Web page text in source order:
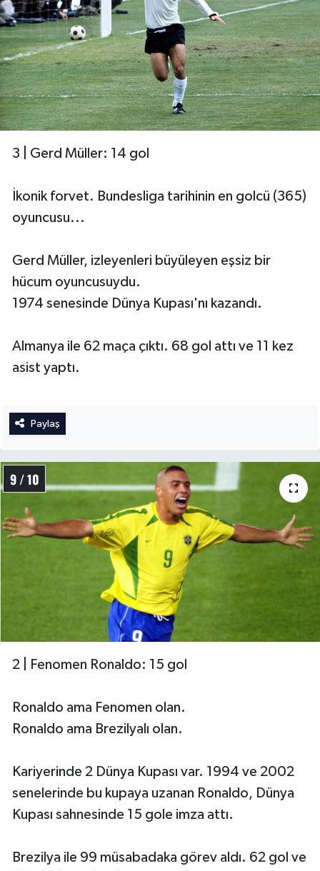
3 | Gerd Müller: 14 gol
İkonik forvet. Bundesliga tarihinin en golcü (365)
oyuncusu...
Gerd Müller, izleyenleri büyüleyen eşsiz bir
hücum oyuncusuydu.
1974 senesinde Dünya Kupası'nı kazandı.
Almanya ile 62 maça çıktı. 68 gol attı ve 11 kez
asist yaptı.
Paylaş
9 / 10
2 | Fenomen Ronaldo: 15 gol
Ronaldo ama Fenomen olan.
Ronaldo ama Brezilyalı olan.
Kariyerinde 2 Dünya Kupası var. 1994 ve 2002
senelerinde bu kupaya uzanan Ronaldo, Dünya
Kupası sahnesinde 15 gole imza attı.
Brezilya ile 99 müsabadaka görev aldı. 62 gol ve